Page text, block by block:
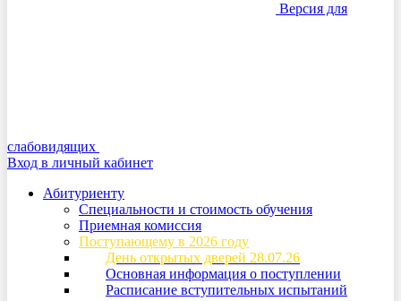
Версия для
слабовидящих
Вход в личный кабинет
Абитуриенту
Специальности и стоимость обучения
Приемная комиссия
Поступающему в 2026 году
День открытых дверей 28.07.26
Основная информация о поступлении
Расписание вступительных испытаний